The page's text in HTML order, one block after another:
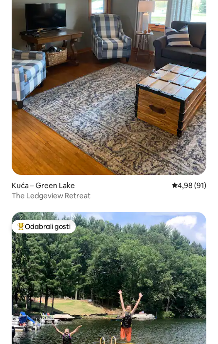
Kuća – Green Lake Prosječna
4,98 (91)
The Ledgeview Retreat
Među najviše rangiranima s oznakom „Odabrali gosti”
Odabrali gosti